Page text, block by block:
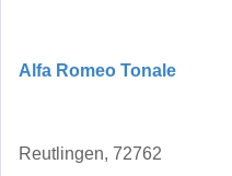
Alfa Romeo Tonale
Reutlingen, 72762